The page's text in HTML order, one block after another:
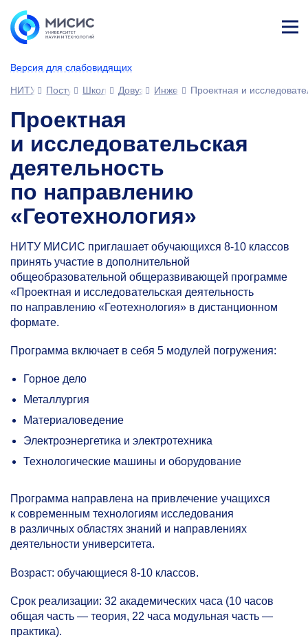
Версия для слабовидящих
ине
НИТУ МИСИСПоступающимШкольникамДовузовская подготовка
Инженерная школа НИТУ
Проектная и
Проектная
и исследовательская
деятельность
по направлению
«Геотехнология»
НИТУ МИСИС приглашает обучающихся 8-10 классов
принять участие в дополнительной
общеобразовательной общеразвивающей программе
«Проектная и исследовательская деятельность
по направлению «Геотехнология» в дистанционном
формате.
Программа включает в себя 5 модулей погружения:
Горное дело
Металлургия
Материаловедение
Электроэнергетика и электротехника
Технологические машины и оборудование
Программа направлена на привлечение учащихся
к современным технологиям исследования
в различных областях знаний и направлениях
деятельности университета.
Возраст: обучающиеся 8-10 классов.
Срок реализации: 32 академических часа (10 часов
общая часть — теория, 22 часа модульная часть —
практика).